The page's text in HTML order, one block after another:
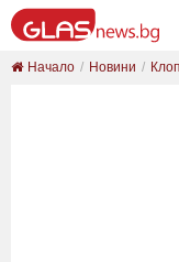
Начало Новини